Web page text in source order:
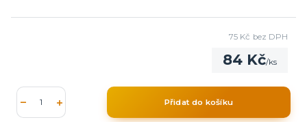
84 Kč/ks
75 Kč bez DPH
Přidat do košíku